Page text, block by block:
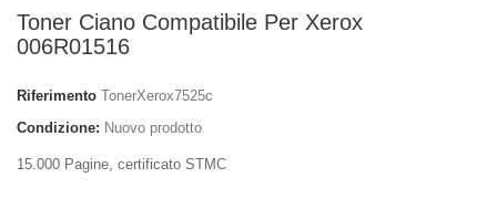
Toner Ciano Compatibile Per Xerox
006R01516
Riferimento TonerXerox7525c
Condizione: Nuovo prodotto
15.000 Pagine, certificato STMC